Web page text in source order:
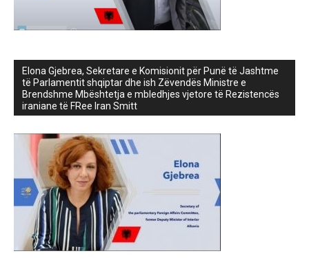
Elona Gjebrea, Sekretare e Komisionit për Punë të Jashtme
të Parlamentit shqiptar dhe ish Zëvendës Ministre e
Brendshme Mbështetja e mbledhjes vjetore të Rezistencës
iraniane të FRee Iran Smitt